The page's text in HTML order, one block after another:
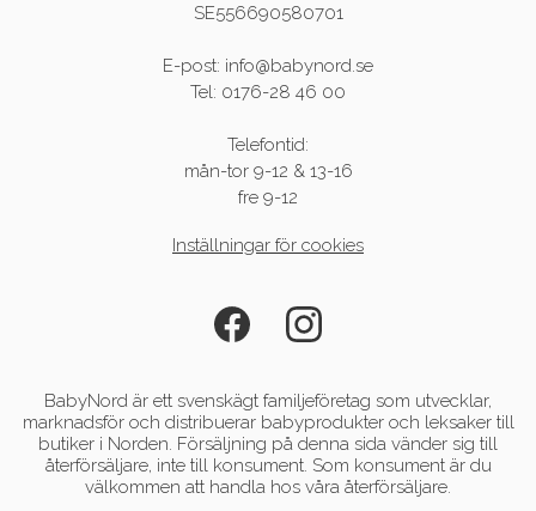
SE556690580701
E-post: info@babynord.se
Tel: 0176-28 46 00
Telefontid:
mån-tor 9-12 & 13-16
fre 9-12
Inställningar för cookies
BabyNord är ett svenskägt familjeföretag som utvecklar,
marknadsför och distribuerar babyprodukter och leksaker till
butiker i Norden. Försäljning på denna sida vänder sig till
återförsäljare, inte till konsument. Som konsument är du
välkommen att handla hos våra återförsäljare.